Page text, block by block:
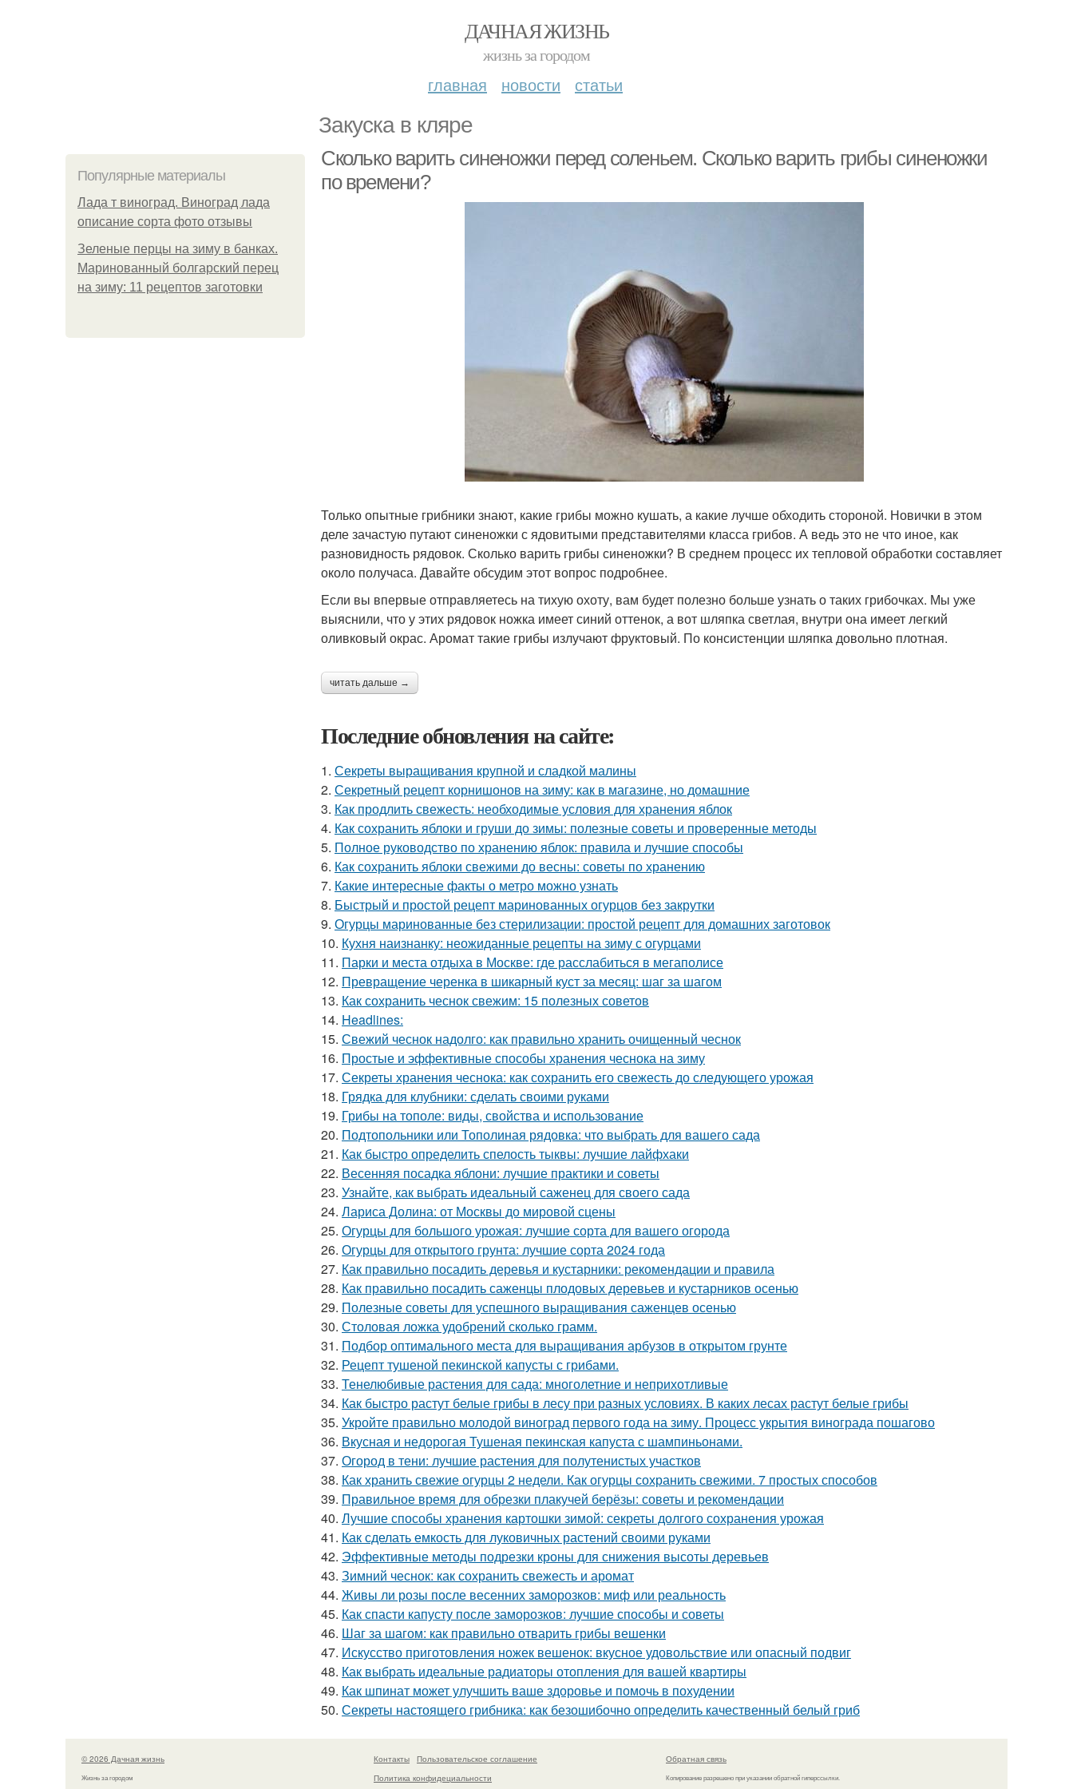
ДАЧНАЯ ЖИЗНЬ
жизнь за городом
главная новости статьи
Закуска в кляре
Популярные материалы
Лада т виноград. Виноград лада
описание сорта фото отзывы
Зеленые перцы на зиму в банках.
Маринованный болгарский перец
на зиму: 11 рецептов заготовки
Сколько варить синеножки перед соленьем. Сколько варить грибы синеножки
по времени?
Только опытные грибники знают, какие грибы можно кушать, а какие лучше обходить стороной. Новички в этом
деле зачастую путают синеножки с ядовитыми представителями класса грибов. А ведь это не что иное, как
разновидность рядовок. Сколько варить грибы синеножки? В среднем процесс их тепловой обработки составляет
около получаса. Давайте обсудим этот вопрос подробнее.
Если вы впервые отправляетесь на тихую охоту, вам будет полезно больше узнать о таких грибочках. Мы уже
выяснили, что у этих рядовок ножка имеет синий оттенок, а вот шляпка светлая, внутри она имеет легкий
оливковый окрас. Аромат такие грибы излучают фруктовый. По консистенции шляпка довольно плотная.
читать дальше →
Последние обновления на сайте:
1. Секреты выращивания крупной и сладкой малины
2. Секретный рецепт корнишонов на зиму: как в магазине, но домашние
3. Как продлить свежесть: необходимые условия для хранения яблок
4. Как сохранить яблоки и груши до зимы: полезные советы и проверенные методы
5. Полное руководство по хранению яблок: правила и лучшие способы
6. Как сохранить яблоки свежими до весны: советы по хранению
7. Какие интересные факты о метро можно узнать
8. Быстрый и простой рецепт маринованных огурцов без закрутки
9. Огурцы маринованные без стерилизации: простой рецепт для домашних заготовок
10. Кухня наизнанку: неожиданные рецепты на зиму с огурцами
11. Парки и места отдыха в Москве: где расслабиться в мегаполисе
12. Превращение черенка в шикарный куст за месяц: шаг за шагом
13. Как сохранить чеснок свежим: 15 полезных советов
14. Headlines:
15. Свежий чеснок надолго: как правильно хранить очищенный чеснок
16. Простые и эффективные способы хранения чеснока на зиму
17. Секреты хранения чеснока: как сохранить его свежесть до следующего урожая
18. Грядка для клубники: сделать своими руками
19. Грибы на тополе: виды, свойства и использование
20. Подтопольники или Тополиная рядовка: что выбрать для вашего сада
21. Как быстро определить спелость тыквы: лучшие лайфхаки
22. Весенняя посадка яблони: лучшие практики и советы
23. Узнайте, как выбрать идеальный саженец для своего сада
24. Лариса Долина: от Москвы до мировой сцены
25. Огурцы для большого урожая: лучшие сорта для вашего огорода
26. Огурцы для открытого грунта: лучшие сорта 2024 года
27. Как правильно посадить деревья и кустарники: рекомендации и правила
28. Как правильно посадить саженцы плодовых деревьев и кустарников осенью
29. Полезные советы для успешного выращивания саженцев осенью
30. Столовая ложка удобрений сколько грамм.
31. Подбор оптимального места для выращивания арбузов в открытом грунте
32. Рецепт тушеной пекинской капусты с грибами.
33. Тенелюбивые растения для сада: многолетние и неприхотливые
34. Как быстро растут белые грибы в лесу при разных условиях. В каких лесах растут белые грибы
35. Укройте правильно молодой виноград первого года на зиму. Процесс укрытия винограда пошагово
36. Вкусная и недорогая Тушеная пекинская капуста с шампиньонами.
37. Огород в тени: лучшие растения для полутенистых участков
38. Как хранить свежие огурцы 2 недели. Как огурцы сохранить свежими. 7 простых способов
39. Правильное время для обрезки плакучей берёзы: советы и рекомендации
40. Лучшие способы хранения картошки зимой: секреты долгого сохранения урожая
41. Как сделать емкость для луковичных растений своими руками
42. Эффективные методы подрезки кроны для снижения высоты деревьев
43. Зимний чеснок: как сохранить свежесть и аромат
44. Живы ли розы после весенних заморозков: миф или реальность
45. Как спасти капусту после заморозков: лучшие способы и советы
46. Шаг за шагом: как правильно отварить грибы вешенки
47. Искусство приготовления ножек вешенок: вкусное удовольствие или опасный подвиг
48. Как выбрать идеальные радиаторы отопления для вашей квартиры
49. Как шпинат может улучшить ваше здоровье и помочь в похудении
50. Секреты настоящего грибника: как безошибочно определить качественный белый гриб
© 2026 Дачная жизнь
Жизнь за городом
Контакты
Пользовательское соглашение
Политика конфидециальности
Обратная связь
Копирование разрешено при указании обратной гиперссылки.